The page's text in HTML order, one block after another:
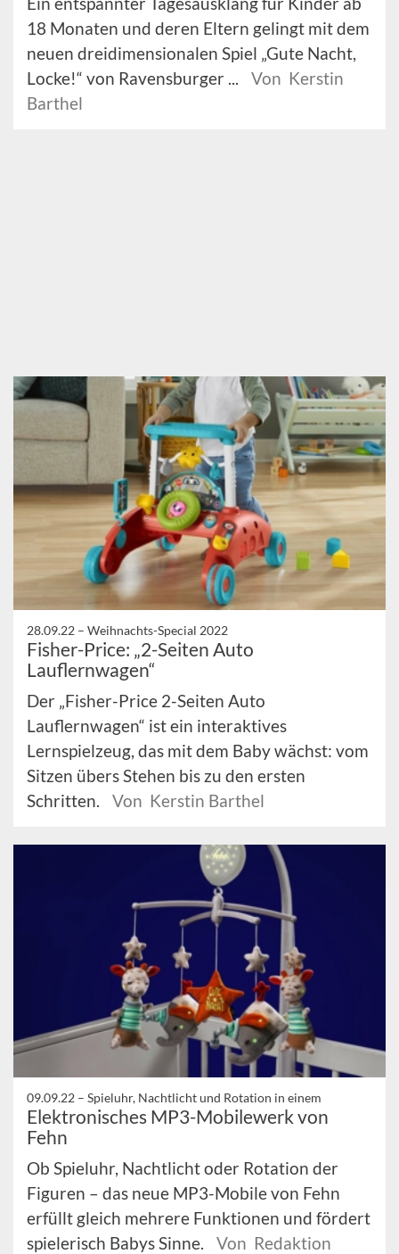
18 Monaten und deren Eltern gelingt mit dem
neuen dreidimensionalen Spiel „Gute Nacht,
Locke!“ von Ravensburger ...
Von Kerstin
Barthel
28.09.22 – Weihnachts-Special 2022
Fisher-Price: „2-Seiten Auto
Lauflernwagen“
Der „Fisher-Price 2-Seiten Auto
Lauflernwagen“ ist ein interaktives
Lernspielzeug, das mit dem Baby wächst: vom
Sitzen übers Stehen bis zu den ersten
Schritten.
Von Kerstin Barthel
09.09.22 – Spieluhr, Nachtlicht und Rotation in einem
Elektronisches MP3-Mobilewerk von
Fehn
Ob Spieluhr, Nachtlicht oder Rotation der
Figuren – das neue MP3-Mobile von Fehn
erfüllt gleich mehrere Funktionen und fördert
spielerisch Babys Sinne.
Von Redaktion